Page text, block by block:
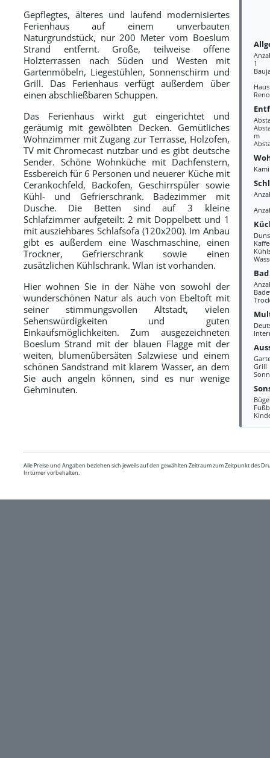
1
m
Bad
Grill
Gepflegtes, älteres und laufend modernisiertes
Ferienhaus auf einem unverbauten
Naturgrundstück, nur 200 Meter vom Boeslum
Strand entfernt. Große, teilweise offene
Holzterrassen nach Süden und Westen mit
Gartenmöbeln, Liegestühlen, Sonnenschirm und
Grill. Das Ferienhaus verfügt außerdem über
einen abschließbaren Schuppen.
Das Ferienhaus wirkt gut eingerichtet und
geräumig mit gewölbten Decken. Gemütliches
Wohnzimmer mit Zugang zur Terrasse, Holzofen,
TV mit Chromecast nutzbar und es gibt deutsche
Sender. Schöne Wohnküche mit Dachfenstern,
Essbereich für 6 Personen und neuerer Küche mit
Cerankochfeld, Backofen, Geschirrspüler sowie
Kühl- und Gefrierschrank. Badezimmer mit
Dusche. Die Betten sind auf 3 kleine
Schlafzimmer aufgeteilt: 2 mit Doppelbett und 1
mit ausziehbares Schlafsofa (120x200). Im Anbau
gibt es außerdem eine Waschmaschine, einen
Trockner, Gefrierschrank sowie einen
zusätzlichen Kühlschrank. Wlan ist vorhanden.
Hier wohnen Sie in der Nähe von sowohl der
wunderschönen Natur als auch von Ebeltoft mit
seiner stimmungsvollen Altstadt, vielen
Sehenswürdigkeiten und guten
Einkaufsmöglichkeiten. Zum ausgezeichneten
Boeslum Strand mit der blauen Flagge mit der
weiten, blumenübersäten Salzwiese und einem
schönen Sandstrand mit klarem Wasser, an dem
Sie auch angeln können, sind es nur wenige
Gehminuten.
Alle Preise und Angaben beziehen sich jeweils auf den gewählten Zeitraum zum Zeitpunkt des
Irrtümer vorbehalten.